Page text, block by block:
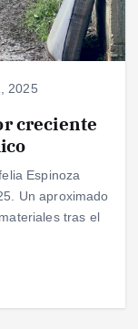
2025
creciente
Espinoza
Un aproximado
tras el